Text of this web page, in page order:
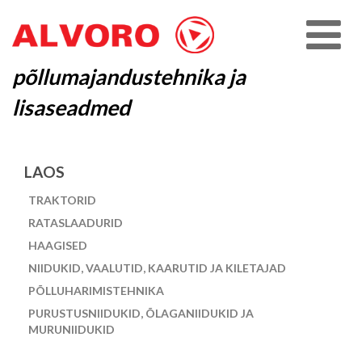
põllumajandustehnika ja
lisaseadmed
LAOS
TRAKTORID
RATASLAADURID
HAAGISED
NIIDUKID, VAALUTID, KAARUTID JA KILETAJAD
PÕLLUHARIMISTEHNIKA
PURUSTUSNIIDUKID, ÕLAGANIIDUKID JA
MURUNIIDUKID